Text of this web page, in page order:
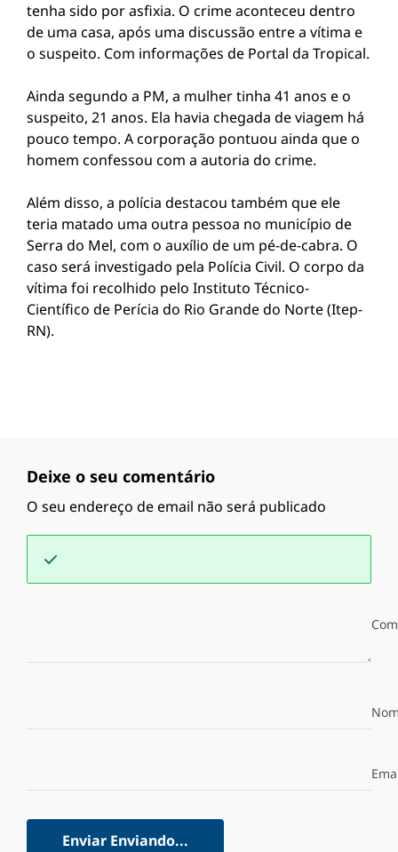
tenha sido por asfixia. O crime aconteceu dentro
de uma casa, após uma discussão entre a vítima e
o suspeito. Com informações de Portal da Tropical.
Ainda segundo a PM, a mulher tinha 41 anos e o
suspeito, 21 anos. Ela havia chegada de viagem há
pouco tempo. A corporação pontuou ainda que o
homem confessou com a autoria do crime.
Além disso, a polícia destacou também que ele
teria matado uma outra pessoa no município de
Serra do Mel, com o auxílio de um pé-de-cabra. O
caso será investigado pela Polícia Civil. O corpo da
vítima foi recolhido pelo Instituto Técnico-
Científico de Perícia do Rio Grande do Norte (Itep-
RN).
Deixe o seu comentário
O seu endereço de email não será publicado
Enviar Enviando...